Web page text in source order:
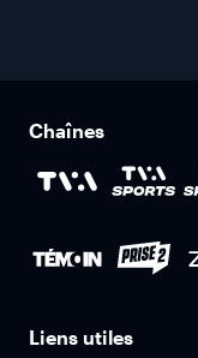
Chaînes
Liens utiles